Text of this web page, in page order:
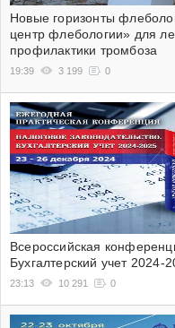
Новые горизонты
центр флебологии» для
профилактики тромбоза
19:39 3 199 0
Всероссийская
Бухгалтерский учет 2024-
23:13 10 291 0